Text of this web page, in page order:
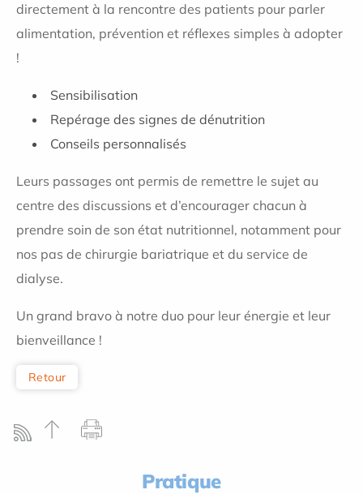
directement à la rencontre des patients pour parler
alimentation, prévention et réflexes simples à adopter
!
Sensibilisation
Repérage des signes de dénutrition
Conseils personnalisés
Leurs passages ont permis de remettre le sujet au
centre des discussions et d’encourager chacun à
prendre soin de son état nutritionnel, notamment pour
nos pas de chirurgie bariatrique et du service de
dialyse.
Un grand bravo à notre duo pour leur énergie et leur
bienveillance !
Retour
Pratique